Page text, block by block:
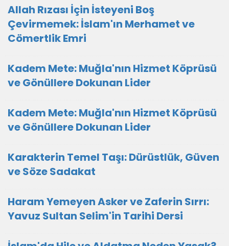
Allah Rızası İçin İsteyeni Boş
Çevirmemek: İslam'ın Merhamet ve
Cömertlik Emri
Kadem Mete: Muğla'nın Hizmet Köprüsü
ve Gönüllere Dokunan Lider
Kadem Mete: Muğla'nın Hizmet Köprüsü
ve Gönüllere Dokunan Lider
Karakterin Temel Taşı: Dürüstlük, Güven
ve Söze Sadakat
Haram Yemeyen Asker ve Zaferin Sırrı:
Yavuz Sultan Selim'in Tarihi Dersi